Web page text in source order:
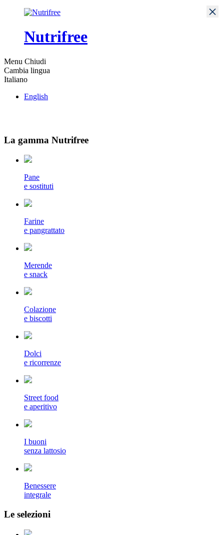
Nutrifree
Menu Chiudi
Cambia lingua
Italiano
English
La gamma Nutrifree
Pane
e sostituti
Farine
e pangrattato
Merende
e snack
Colazione
e biscotti
Dolci
e ricorrenze
Street food
e aperitivo
I buoni
senza lattosio
Benessere
integrale
Le selezioni
×